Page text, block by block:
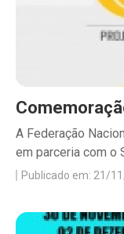
A Federação
em parceria com o
Publicado em: 21/